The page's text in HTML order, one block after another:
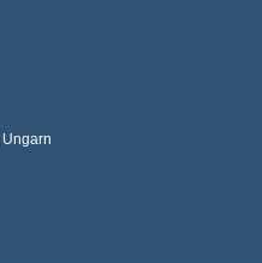
Ungarn